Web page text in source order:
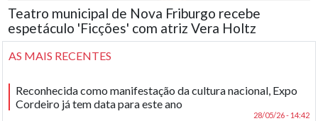
Teatro municipal de Nova Friburgo recebe
espetáculo 'Ficções' com atriz Vera Holtz
AS MAIS RECENTES
Reconhecida como manifestação da cultura nacional, Expo
Cordeiro já tem data para este ano
28/05/26 - 14:42